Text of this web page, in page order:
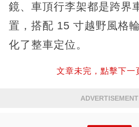
鏡、車頂行李架都是跨界
置，搭配 15 寸越野風格
化了整車定位。
文章未完，點擊下一
ADVERTISEMENT